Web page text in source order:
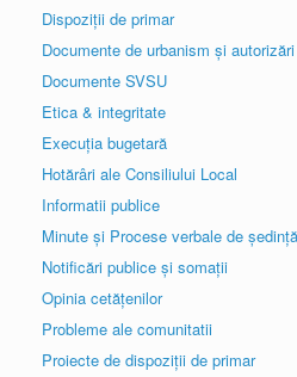
Dispoziții de primar
Documente de urbanism și
Documente SVSU
Etica & integritate
Execuția bugetară
Hotărâri ale Consiliului Local
Informatii publice
Minute și Procese verbale de
Notificări publice și somații
Opinia cetățenilor
Probleme ale comunitatii
Proiecte de dispoziții de primar